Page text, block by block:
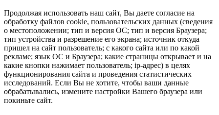
Продолжая использовать наш сайт, Вы даете согласие на
обработку файлов cookie, пользовательских данных (сведения
о местоположении; тип и версия ОС; тип и версия Браузера;
тип устройства и разрешение его экрана; источник откуда
пришел на сайт пользователь; с какого сайта или по какой
рекламе; язык ОС и Браузера; какие страницы открывает и на
какие кнопки нажимает пользователь; ip-адрес) в целях
функционирования сайта и проведения статистических
исследований. Если Вы не хотите, чтобы ваши данные
обрабатывались, измените настройки Вашего браузера или
покиньте сайт.